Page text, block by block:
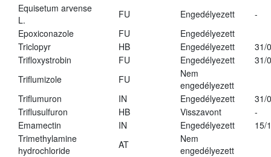
Equisetum arvense
L.
FU Engedélyezett
-
Epoxiconazole
FU
Engedélyezett
Triclopyr
HB Engedélyezett
31/
Trifloxystrobin
FU Engedélyezett
31/
Triflumizole
FU
Nem
engedélyezett
Triflumuron
IN Engedélyezett
31/
Triflusulfuron
HB Visszavont
-
Emamectin
IN Engedélyezett
15/
Trimethylamine
hydrochloride
AT
Nem
engedélyezett